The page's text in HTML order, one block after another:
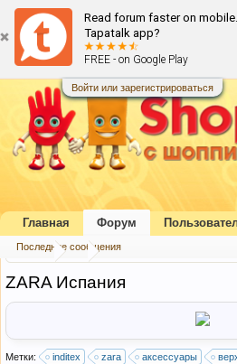
Read forum faster on
Tapatalk app?
FREE - on Google Play
Войти или зарегистрироваться
Форум ... Каталог интернет-магазинов
ZARA Испания
Метки: inditex zara аксессуары
Главная Форум
Последние сообщения